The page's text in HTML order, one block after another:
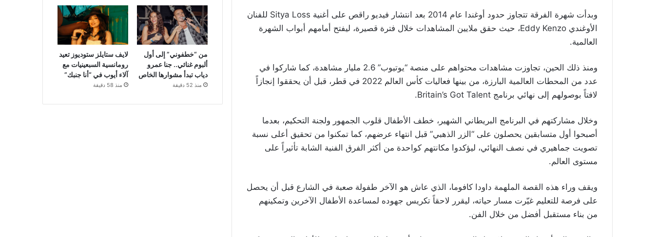
وبدأت شهرة الفرقة تتجاوز حدود أوغندا عام 2014 بعد انتشار فيديو راقص على أغنية Sitya Loss للفنان
الأوغندي Eddy Kenzo، حيث حقق ملايين المشاهدات خلال فترة قصيرة، ليفتح أمامهم أبواب الشهرة
العالمية.
ومنذ ذلك الحين، تجاوزت مشاهدات محتواهم على منصة “يوتيوب” 2.6 مليار مشاهدة، كما شاركوا في
عدد من المحطات العالمية البارزة، من بينها فعاليات كأس العالم 2022 في قطر، قبل أن يحققوا إنجازاً
لافتاً بوصولهم إلى نهائي برنامج Britain’s Got Talent.
وخلال مشاركتهم في البرنامج البريطاني الشهير، خطف الأطفال قلوب الجمهور ولجنة التحكيم، بعدما
أصبحوا أول متسابقين يحصلون على “الزر الذهبي” قبل انتهاء عرضهم، كما تمكنوا من تحقيق أعلى نسبة
تصويت جماهيري في نصف النهائي، ليؤكدوا مكانتهم كواحدة من أكثر الفرق الفنية الشابة تأثيراً على
مستوى العالم.
ويقف وراء هذه القصة الملهمة داودا كافوما، الذي عاش هو الآخر طفولة صعبة في الشارع قبل أن يحصل
على فرصة للتعليم غيّرت مسار حياته، ليقرر لاحقاً تكريس جهوده لمساعدة الأطفال الآخرين وتمكينهم
من بناء مستقبل أفضل من خلال الفن.
من “خطفوني” إلى أول
ألبوم غنائي.. جنا عمرو
دياب تبدأ مشوارها الخاص
منذ 52 دقيقة
لايف ستايلز ستوديوز تعيد
رومانسية السبعينيات مع
آلاء أيوب في “أنا جنبك”
منذ 58 دقيقة